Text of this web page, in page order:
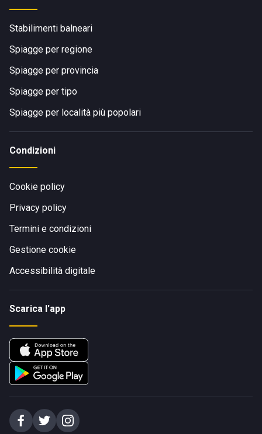
Stabilimenti balneari
Spiagge per regione
Spiagge per provincia
Spiagge per tipo
Spiagge per località più popolari
Condizioni
Cookie policy
Privacy policy
Termini e condizioni
Gestione cookie
Accessibilità digitale
Scarica l'app